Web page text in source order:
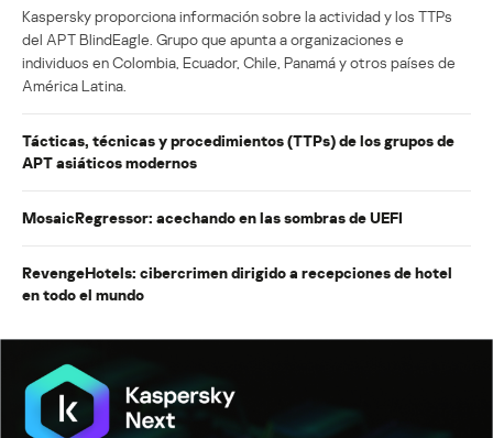
Kaspersky proporciona información sobre la actividad y los TTPs
del APT BlindEagle. Grupo que apunta a organizaciones e
individuos en Colombia, Ecuador, Chile, Panamá y otros países de
América Latina.
Tácticas, técnicas y procedimientos (TTPs) de los grupos de
APT asiáticos modernos
MosaicRegressor: acechando en las sombras de UEFI
RevengeHotels: cibercrimen dirigido a recepciones de hotel
en todo el mundo